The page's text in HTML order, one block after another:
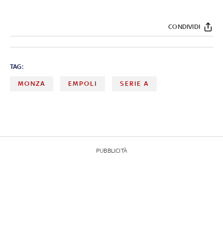
CONDIVIDI
TAG:
MONZA EMPOLI SERIE A
PUBBLICITÀ